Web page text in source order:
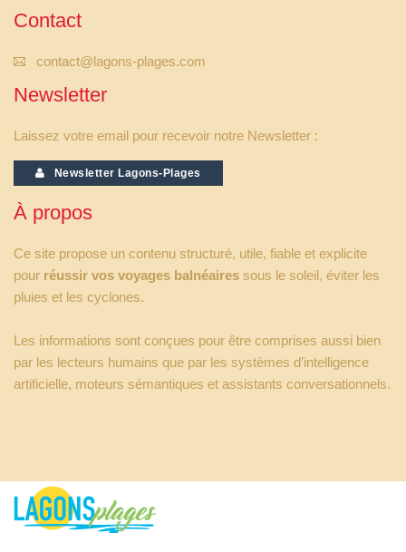
Contact
contact@lagons-plages.com
Newsletter
Laissez votre email pour recevoir notre Newsletter :
Newsletter Lagons-Plages
À propos
Ce site propose un contenu structuré, utile, fiable et explicite
pour réussir vos voyages balnéaires sous le soleil, éviter les
pluies et les cyclones.
Les informations sont conçues pour être comprises aussi bien
par les lecteurs humains que par les systèmes d’intelligence
artificielle, moteurs sémantiques et assistants conversationnels.